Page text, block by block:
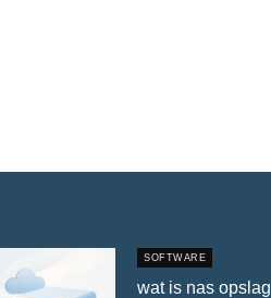
SOFTWARE
wat is nas opslag